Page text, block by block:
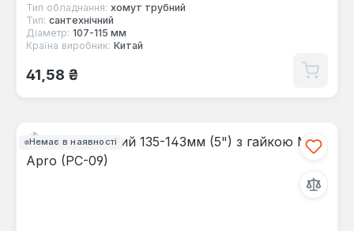
Тип обладнання: хомут трубний
Тип: сантехнічний
Діаметр: 107-115 мм
Країна виробник: Китай
Звичайна ціна:
41,58 ₴
Немає в наявності